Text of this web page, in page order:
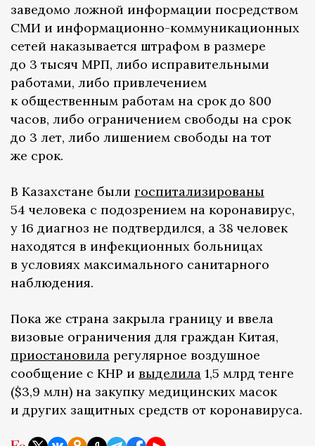
заведомо ложной информации посредством
СМИ и информационно-коммуникационных
сетей наказывается штрафом в размере
до 3 тысяч МРП, либо исправительными
работами, либо привлечением
к общественным работам на срок до 800
часов, либо ограничением свободы на срок
до 3 лет, либо лишением свободы на тот
же срок.
В Казахстане были госпитализированы
54 человека с подозрением на коронавирус,
у 16 диагноз не подтвердился, а 38 человек
находятся в инфекционных больницах
в условиях максимального санитарного
наблюдения.
Пока же страна закрыла границу и ввела
визовые ограничения для граждан Китая,
приостановила регулярное воздушное
сообщение с КНР и выделила 1,5 млрд тенге
($3,9 млн) на закупку медицинских масок
и других защитных средств от коронавируса.